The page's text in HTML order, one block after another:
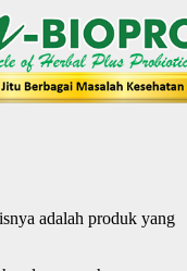
adalah produk yang